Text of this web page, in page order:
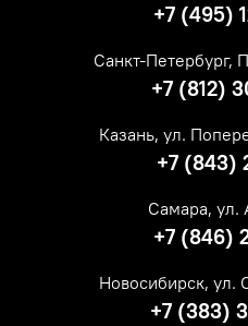
+7 (495)
Санкт-Петербург,
+7 (812)
Казань, ул.
+7 (843)
Самара, ул.
+7 (846)
Новосибирск, ул.
+7 (383)